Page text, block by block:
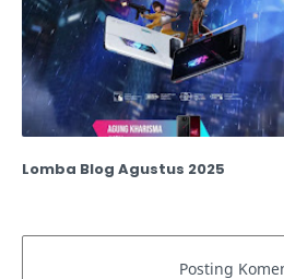
Lomba Blog Agustus 2025